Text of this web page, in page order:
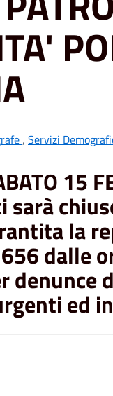
, Servizi
15
sarà
la
dalle
denunce
ed